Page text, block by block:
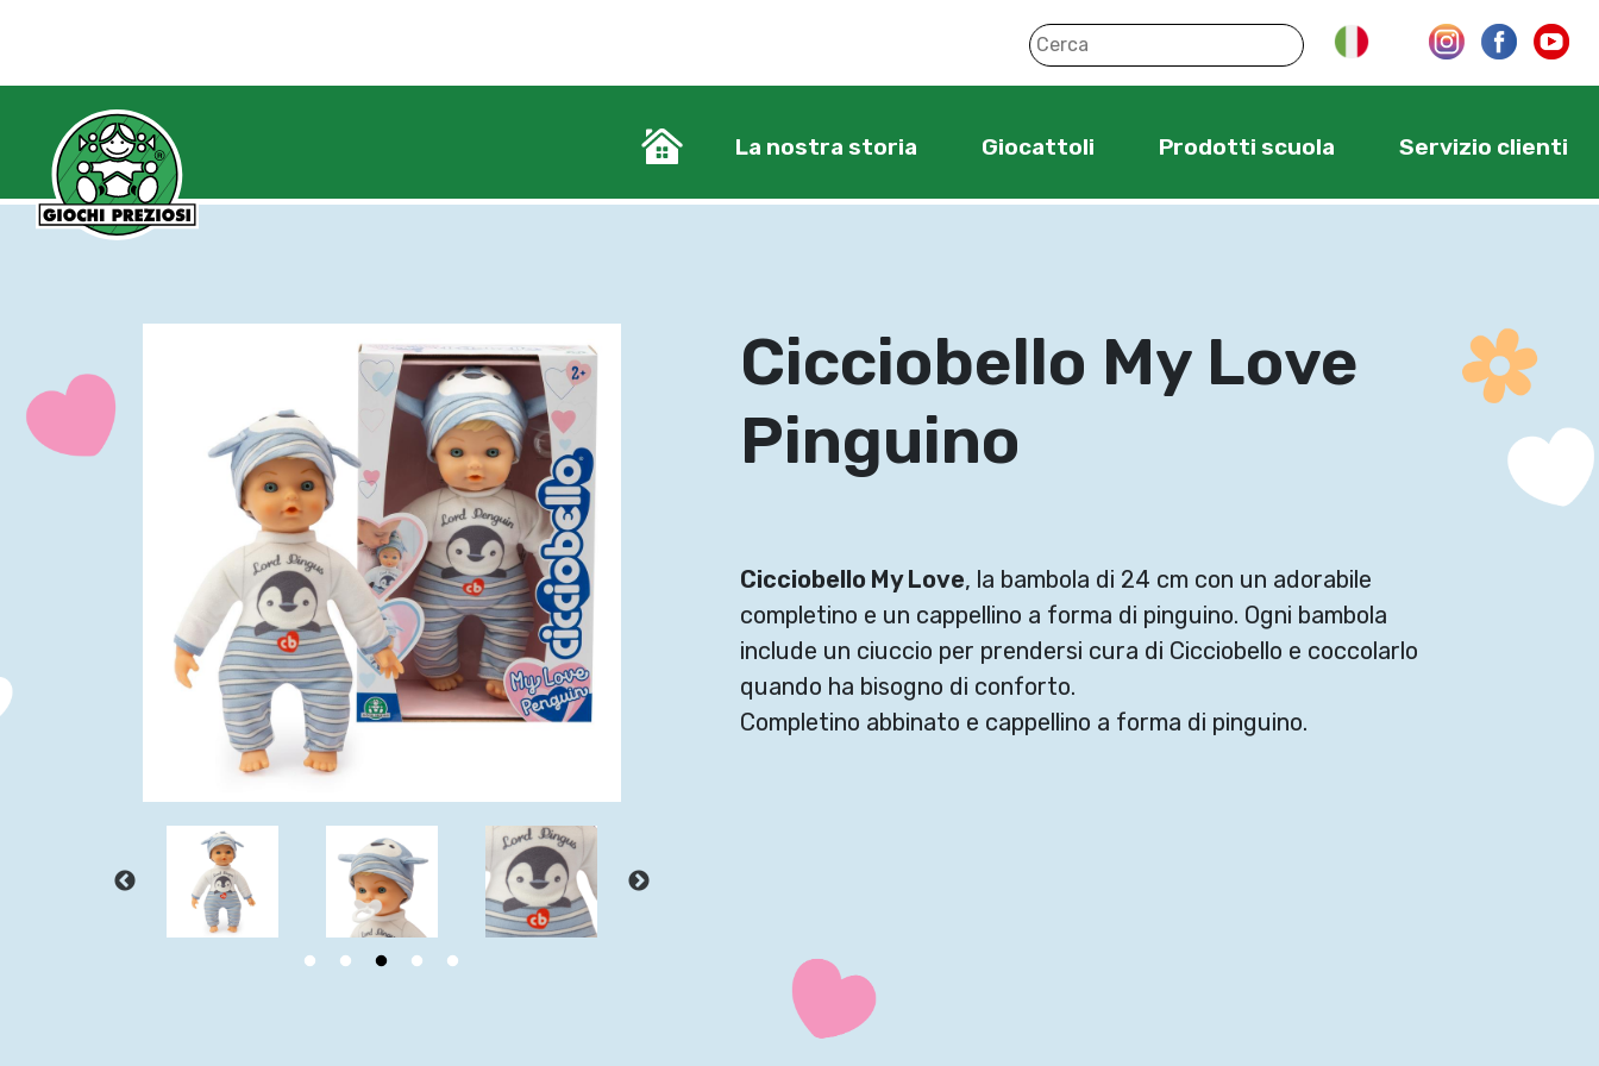
La nostra storia Giocattoli Prodotti scuola Servizio clienti
Cicciobello My Love
Pinguino
Cicciobello My Love, la bambola di 24 cm con un adorabile
completino e un cappellino a forma di pinguino. Ogni bambola
include un ciuccio per prendersi cura di Cicciobello e coccolarlo
quando ha bisogno di conforto.
Completino abbinato e cappellino a forma di pinguino.